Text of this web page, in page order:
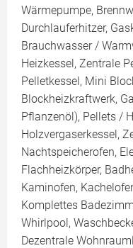
Wärmepumpe,
Durchlauferhitzer,
Brauchwasser /
Heizkessel, Zentrale
Pelletkessel, Mini
Blockheizkraftwerk,
Pflanzenöl), Pellets /
Holzvergaserkessel,
Nachtspeicherofen,
Flachheizkörper,
Kaminofen,
Komplettes
Whirlpool,
Dezentrale